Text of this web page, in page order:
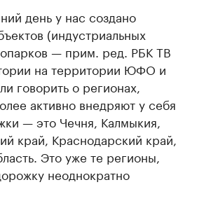
день у нас создано
(индустриальных
— прим. ред. РБК ТВ
на территории ЮФО и
говорить о регионах,
активно внедряют у себя
— это Чечня, Калмыкия,
край, Краснодарский край,
Это уже те регионы,
неоднократно